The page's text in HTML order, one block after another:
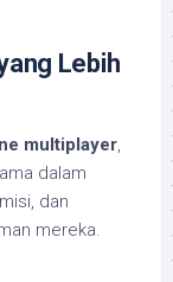
Lebih
multiplayer,
dalam
dan
mereka.